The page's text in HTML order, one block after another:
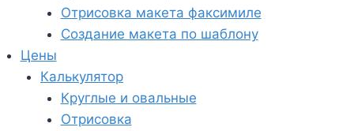
Отрисовка макета факсимиле
Создание макета по шаблону
Цены
Калькулятор
Круглые и овальные
Отрисовка